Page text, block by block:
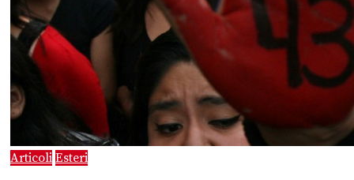
Articoli Esteri